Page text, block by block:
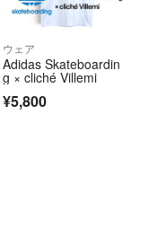
ウェア
Adidas Skateboardin
g × cliché Villemi
¥5,800